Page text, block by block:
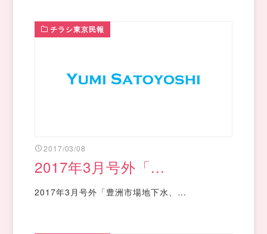
チラシ東京民報
2017/03/08
2017年3月号外「...
2017年3月号外「豊洲市場地下水、…